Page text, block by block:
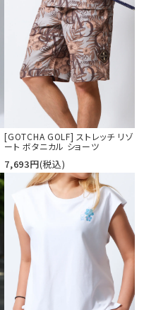
[GOTCHA GOLF] ストレッチ リゾ
ート ボタニカル ショーツ
7,693円(税込)